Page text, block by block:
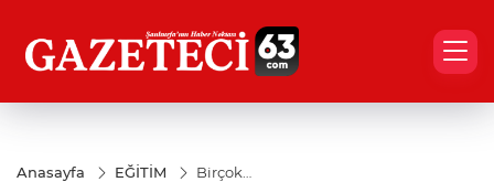
Anasayfa EĞİTİM
Birçok